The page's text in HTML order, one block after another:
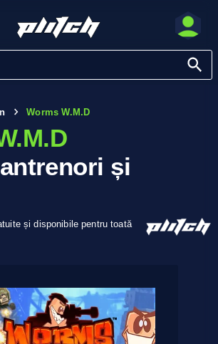
Worms W.M.D
și
și disponibile pentru toată